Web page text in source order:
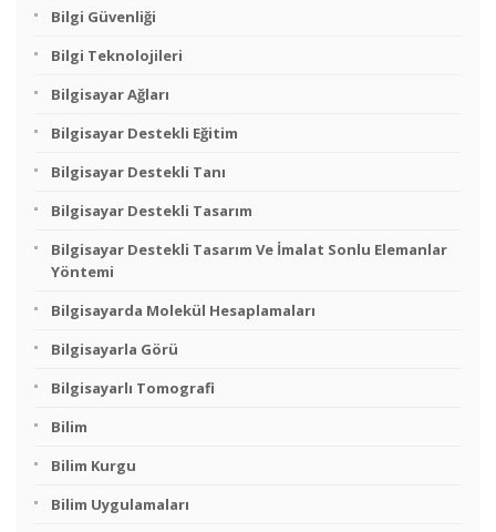
Bilgi Güvenliği
Bilgi Teknolojileri
Bilgisayar Ağları
Bilgisayar Destekli Eğitim
Bilgisayar Destekli Tanı
Bilgisayar Destekli Tasarım
Bilgisayar Destekli Tasarım Ve İmalat Sonlu Elemanlar
Yöntemi
Bilgisayarda Molekül Hesaplamaları
Bilgisayarla Görü
Bilgisayarlı Tomografi
Bilim
Bilim Kurgu
Bilim Uygulamaları